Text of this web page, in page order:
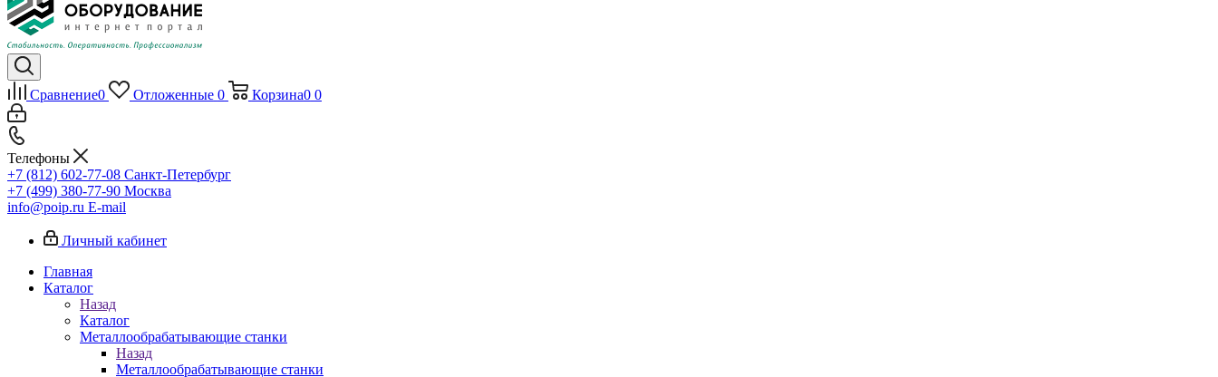
Сравнение0 Отложенные 0 Корзина0 0
Телефоны
+7 (812) 602-77-08 Санкт-Петербург
+7 (499) 380-77-90 Москва
info@poip.ru E-mail
Личный кабинет
Главная
Каталог
Назад
Каталог
Металлообрабатывающие станки
Назад
Металлообрабатывающие станки